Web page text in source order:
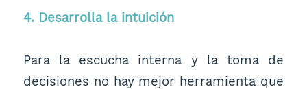
4. Desarrolla la intuición
Para la escucha interna y la toma de
decisiones no hay mejor herramienta que